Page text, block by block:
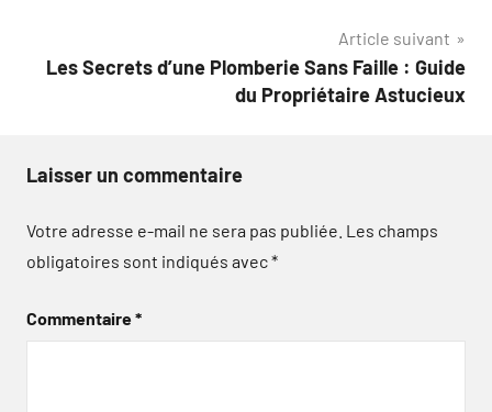
Article suivant
Les Secrets d’une Plomberie Sans Faille : Guide
du Propriétaire Astucieux
Laisser un commentaire
Votre adresse e-mail ne sera pas publiée. Les champs
obligatoires sont indiqués avec*
Commentaire*